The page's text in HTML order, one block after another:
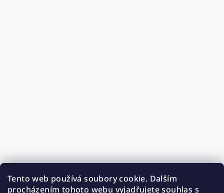
Tento web používá soubory cookie. Dalším
procházením tohoto webu vyjadřujete souhlas s